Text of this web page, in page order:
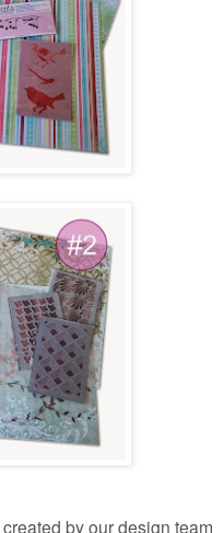
by our design team